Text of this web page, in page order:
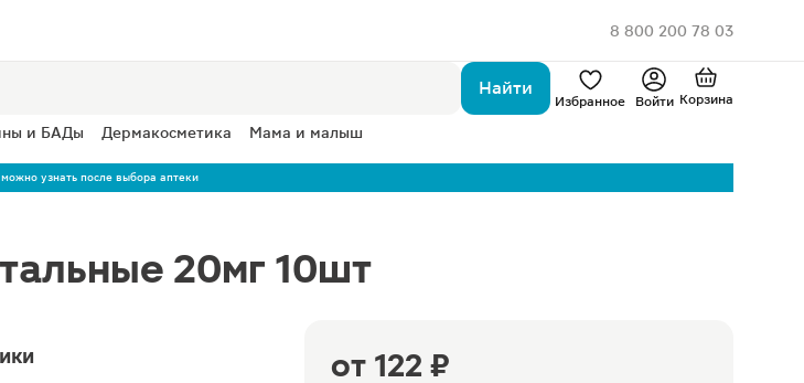
8 800 200 78 03
Найти
Избранное Войти Корзина
и БАДы Дермакосметика Мама и малыш
узнать после выбора аптеки
20мг 10шт
от 122 ₽